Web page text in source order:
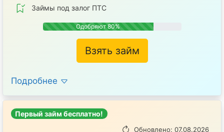
Займы под залог ПТС
Одобряют 80%
Взять займ
Подробнее
Первый займ бесплатно!
Обновлено: 07.08.2026